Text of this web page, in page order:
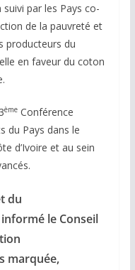
par les Pays co-
de la pauvreté et
producteurs du
en faveur du coton
èmeConférence
du Pays dans le
d’Ivoire et au sein
du
le Conseil
marquée,